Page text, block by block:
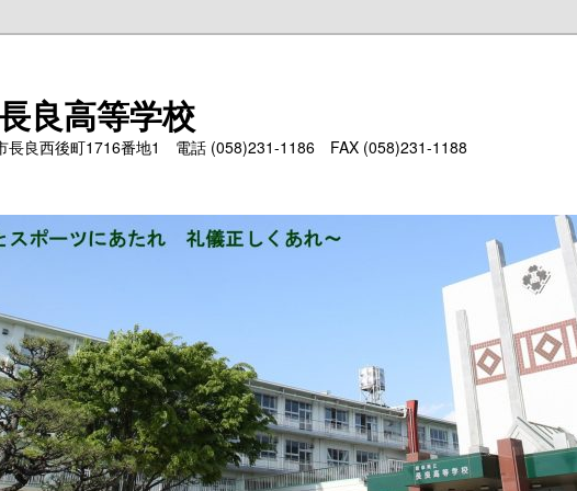
良高等学校
長良西後町1716番地1 電話 (058)231-1186 FAX (058)231-1188